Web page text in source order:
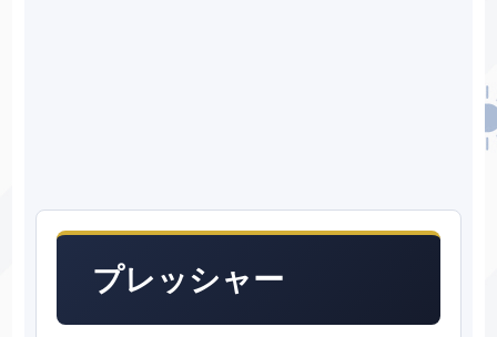
プレッシャー